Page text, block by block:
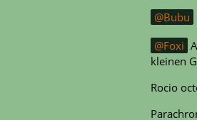
Bubu
Foxi
kleinen
Rocio